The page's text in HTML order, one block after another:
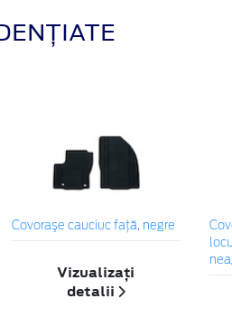
Covoraşe cauciuc faţă, negre
Vizualizați
detalii